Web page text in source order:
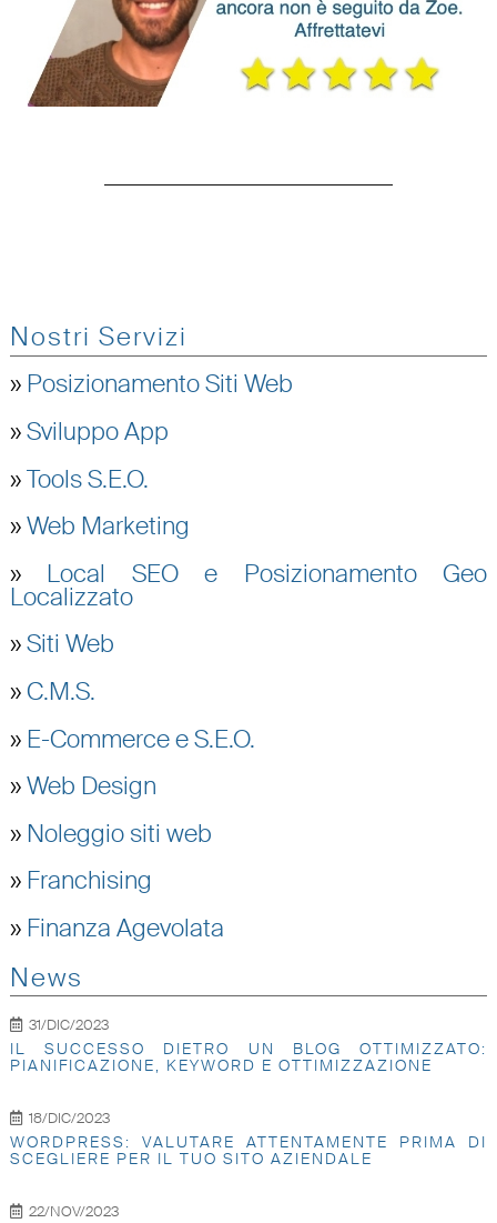
Nostri Servizi
» Posizionamento Siti Web
»Sviluppo App
»Tools S.E.O.
»Web Marketing
» Local SEO e Posizionamento Geo
Localizzato
»Siti Web
» C.M.S.
» E-Commerce e S.E.O.
»Web Design
» Noleggio siti web
» Franchising
» Finanza Agevolata
News
31/DIC/2023
IL SUCCESSO DIETRO UN BLOG OTTIMIZZATO:
PIANIFICAZIONE, KEYWORD E OTTIMIZZAZIONE
18/DIC/2023
WORDPRESS: VALUTARE ATTENTAMENTE PRIMA DI
SCEGLIERE PER IL TUO SITO AZIENDALE
22/NOV/2023